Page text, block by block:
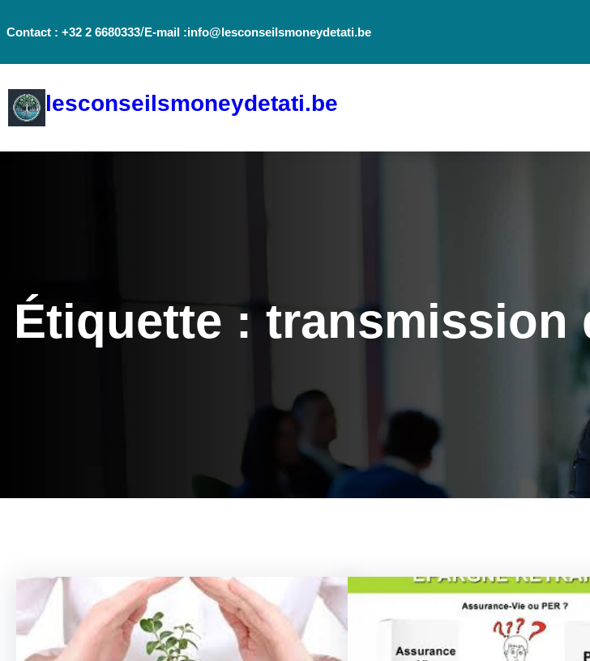
auContact : +32 2 6680333/E-mail :info@lesconseilsmoneydetati.be
lesconseilsmoneydetati.be
Étiquette : transmission